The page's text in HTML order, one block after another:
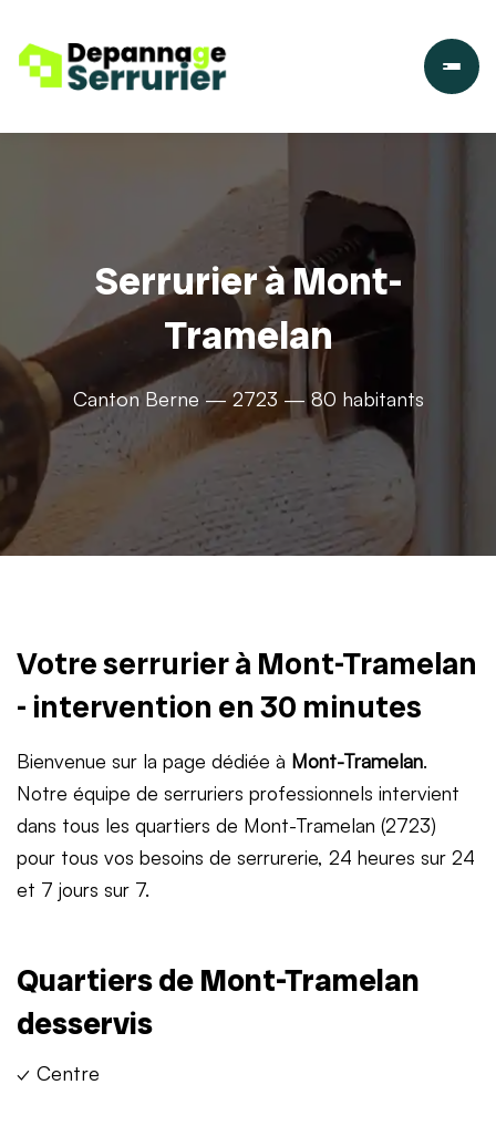
Serrurier à Mont-
Tramelan
Canton Berne — 2723 — 80 habitants
Votre serrurier à Mont-Tramelan
- intervention en 30 minutes
Bienvenue sur la page dédiée à Mont-Tramelan.
Notre équipe de serruriers professionnels intervient
dans tous les quartiers de Mont-Tramelan (2723)
pour tous vos besoins de serrurerie, 24 heures sur 24
et 7 jours sur 7.
Quartiers de Mont-Tramelan
desservis
✓ Centre